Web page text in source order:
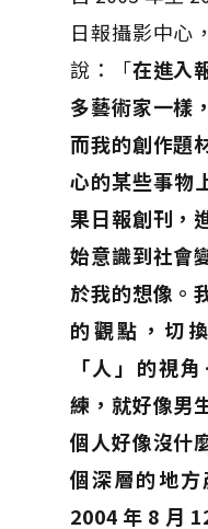
日報攝影中心
說：「在進入
多藝術家一樣
而我的創作題
心的某些事物
果日報創刊，
始意識到社會
於我的想像。
的觀點，切
「人」的視
練，就好像男
個人好像沒什
個深層的地方
2004 年 8 月